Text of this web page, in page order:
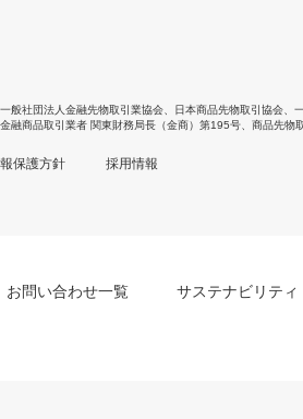
一般社団法人金融先物取引業協会 日本商品先物取引協会
融商品取引業者 関東財務局長（金商）第195号、商品先物
保護方針 採用情報
お問い合わせ一覧 サステナビリティ